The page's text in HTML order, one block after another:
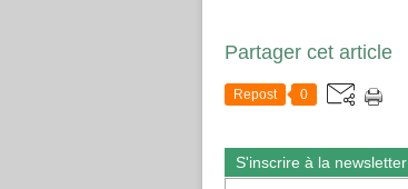
Partager cet article
Repost 0
S'inscrire à la newsletter